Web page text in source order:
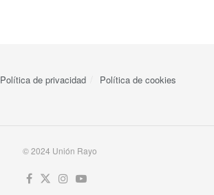
Política de privacidad Política de cookies
© 2024 Unión Rayo